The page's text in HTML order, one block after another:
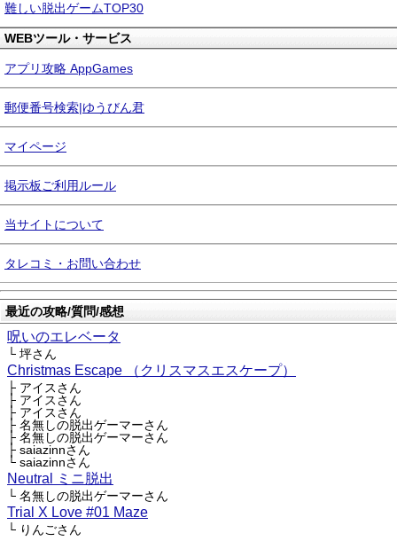
難しい脱出ゲームTOP30
WEBツール・サービス
アプリ攻略 AppGames
郵便番号検索|ゆうびん君
マイページ
掲示板ご利用ルール
当サイトについて
タレコミ・お問い合わせ
最近の攻略/質問/感想
呪いのエレベータ
└ 坪さん
Christmas Escape （クリスマスエスケープ）
├ アイスさん
├ アイスさん
├ アイスさん
├ 名無しの脱出ゲーマーさん
├ 名無しの脱出ゲーマーさん
├ saiazinnさん
└ saiazinnさん
Neutral ミニ脱出
└ 名無しの脱出ゲーマーさん
Trial X Love #01 Maze
└ りんごさん